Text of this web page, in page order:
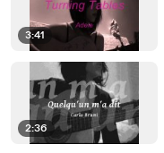
3:41
2:36